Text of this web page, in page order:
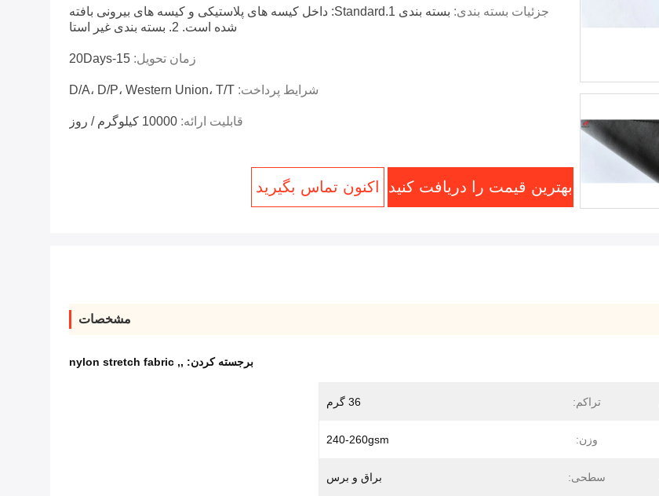
جزئیات بسته بندی:
بسته بندی 1.Standard: داخل کیسه های پلاستیکی و کیسه های بیرونی بافته
شده است. 2. بسته بندی غیر استا
زمان تحویل: 15-20Days
شرایط پرداخت: D/A، D/P، Western Union، T/T
قابلیت ارائه: 10000 کیلوگرم / روز
بهترین قیمت را دریافت کنید اکنون تماس بگیرید
مشخصات
برجسته کردن: ,
,
nylon stretch fabric
تراکم: 36 گرم
وزن: 240-260gsm
سطحی: براق و برس